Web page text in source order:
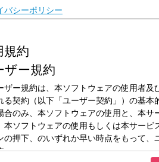
放送局
放送時間
2025年8月27日（水）10:00～12:30
番組名
工藤じゅんきの十人十色
生活における喜怒哀楽を番組独自の切り口で展